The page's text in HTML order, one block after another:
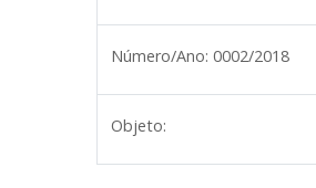
Número/Ano: 0002/2018
Objeto: